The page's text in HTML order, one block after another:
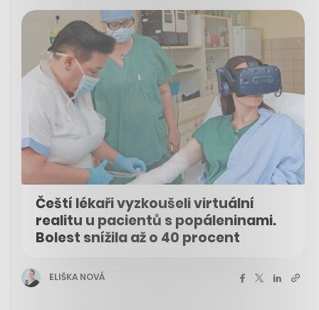
Čeští lékaři vyzkoušeli virtuální
realitu u pacientů s popáleninami.
Bolest snížila až o 40 procent
ELIŠKA NOVÁ